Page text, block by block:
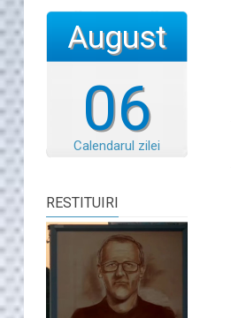
06
August
Calendarul zilei
RESTITUIRI